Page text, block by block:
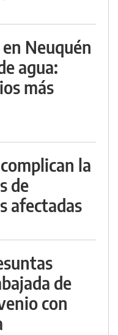
Neuquén
agua:
más
la
de
afectadas
de
con